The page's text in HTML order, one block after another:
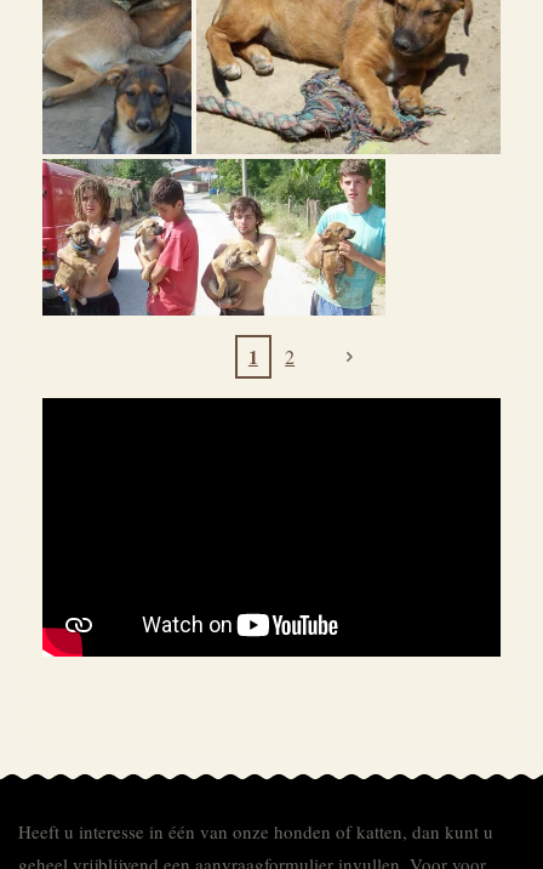
1 2
Heeft u interesse in één van onze honden of katten, dan kunt u
geheel vrijblijvend een aanvraagformulier invullen. Voor voor